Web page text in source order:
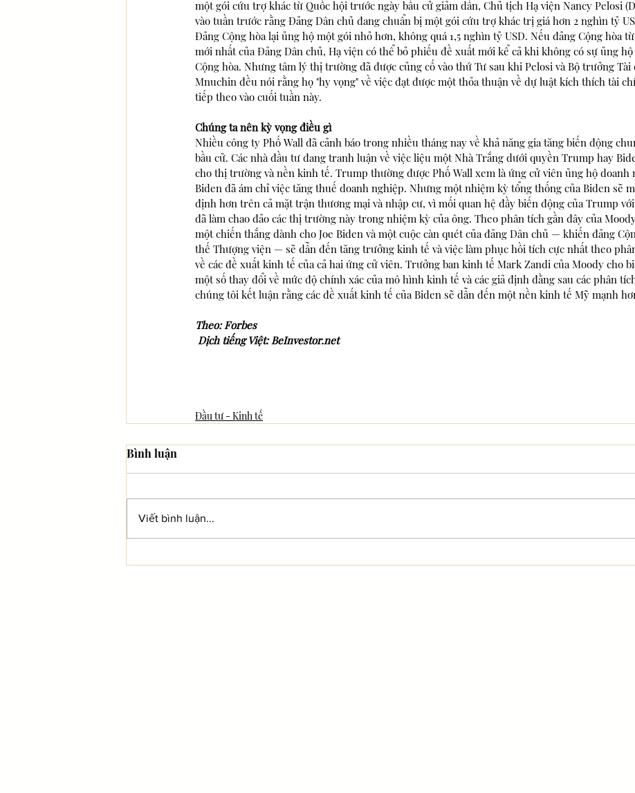
một gói cứu trợ khác từ Quốc hội trước ngày bầu cử giảm dần, Chủ tịch Hạ viện Nancy Pelosi
vào tuần trước rằng Đảng Dân chủ đang chuẩn bị một gói cứu trợ khác trị giá hơn 2 nghìn tỷ
Đảng Cộng hòa lại ủng hộ một gói nhỏ hơn, không quá 1,5 nghìn tỷ USD. Nếu đảng Cộng hòa
mới nhất của Đảng Dân chủ, Hạ viện có thể bỏ phiếu đề xuất mới kể cả khi không có sự ủng
Cộng hòa. Nhưng tâm lý thị trường đã được củng cố vào thứ Tư sau khi Pelosi và Bộ trưởng Tài
Mnuchin đều nói rằng họ "hy vọng" về việc đạt được một thỏa thuận về dự luật kích thích tài
tiếp theo vào cuối tuần này.
Chúng ta nên kỳ vọng điều gì
Nhiều công ty Phố Wall đã cảnh báo trong nhiều tháng nay về khả năng gia tăng biến động
bầu cử. Các nhà đầu tư đang tranh luận về việc liệu một Nhà Trắng dưới quyền Trump hay
cho thị trường và nền kinh tế. Trump thường được Phố Wall xem là ứng cử viên ủng hộ doanh
Biden đã ám chỉ việc tăng thuế doanh nghiệp. Nhưng một nhiệm kỳ tổng thống của Biden sẽ
định hơn trên cả mặt trận thương mại và nhập cư, vì mối quan hệ đầy biến động của Trump
đã làm chao đảo các thị trường này trong nhiệm kỳ của ông. Theo phân tích gần đây của
một chiến thắng dành cho Joe Biden và một cuộc càn quét của đảng Dân chủ — khiến đảng
thế Thượng viện — sẽ dẫn đến tăng trưởng kinh tế và việc làm phục hồi tích cực nhất theo
về các đề xuất kinh tế của cả hai ứng cử viên. Trưởng ban kinh tế Mark Zandi của Moody cho
một số thay đổi về mức độ chính xác của mô hình kinh tế và các giả định đằng sau các phân
chúng tôi kết luận rằng các đề xuất kinh tế của Biden sẽ dẫn đến một nền kinh tế Mỹ mạnh
Theo: Forbes
Dịch tiếng Việt: BeInvestor.net
Đầu tư - Kinh tế
Bình luận
Viết bình luận...